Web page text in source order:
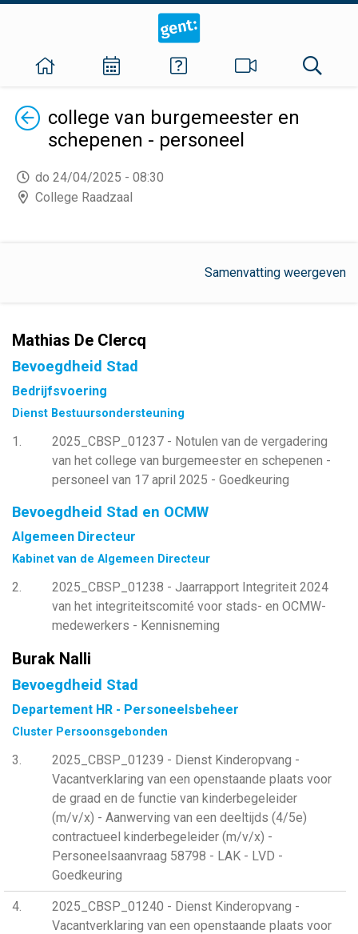
Terugcollege van burgemeester en
schepenen - personeel
do 24/04/2025 - 08:30
College Raadzaal
Samenvatting weergeven
Mathias De Clercq
Bevoegdheid Stad
Bedrijfsvoering
Dienst Bestuursondersteuning
1
2025_CBSP_01237 - Notulen van de vergadering
van het college van burgemeester en schepenen -
personeel van 17 april 2025 - Goedkeuring
Bevoegdheid Stad en OCMW
Algemeen Directeur
Kabinet van de Algemeen Directeur
2
2025_CBSP_01238 - Jaarrapport Integriteit 2024
van het integriteitscomité voor stads- en OCMW-
medewerkers - Kennisneming
Burak Nalli
Bevoegdheid Stad
Departement HR - Personeelsbeheer
Cluster Persoonsgebonden
3
2025_CBSP_01239 - Dienst Kinderopvang -
Vacantverklaring van een openstaande plaats voor
de graad en de functie van kinderbegeleider
(m/v/x) - Aanwerving van een deeltijds (4/5e)
contractueel kinderbegeleider (m/v/x) -
Personeelsaanvraag 58798 - LAK - LVD -
Goedkeuring
4
2025_CBSP_01240 - Dienst Kinderopvang -
Vacantverklaring van een openstaande plaats voor